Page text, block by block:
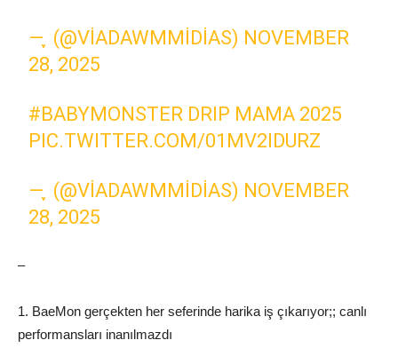
— ִֶָ (@VIADAWMMIDIAS) NOVEMBER
28, 2025
#BABYMONSTER DRIP MAMA 2025
PIC.TWITTER.COM/01MV2IDURZ
— ִֶָ (@VIADAWMMIDIAS) NOVEMBER
28, 2025
–
1. BaeMon gerçekten her seferinde harika iş çıkarıyor;; canlı
performansları inanılmazdı